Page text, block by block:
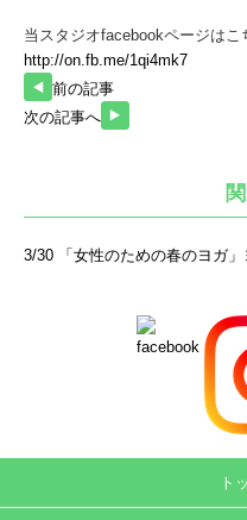
当スタジオfacebookページはこ
http://on.fb.me/1qi4mk7
前の記事
次の記事へ
3/30 「女性のための春のヨガ
ト